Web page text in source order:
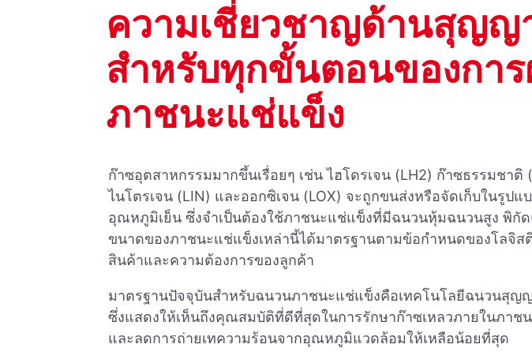
ความเชี่ยวชาญด้านสุญญ
สําหรับทุกขั้นตอนของกา
ภาชนะแช่แข็ง
ก๊าซอุตสาหกรรมมากขึ้นเรื่อยๆ เช่น ไฮโดรเจน (LH2) ก๊าซธรรมชาติ
ไนโตรเจน (LIN) และออกซิเจน (LOX) จะถูกขนส่งหรือจัดเก็บในรูปแ
อุณหภูมิเย็น ซึ่งจําเป็นต้องใช้ภาชนะแช่แข็งที่มีฉนวนหุ้มฉนวนสูง พิกั
ขนาดของภาชนะแช่แข็งเหล่านี้ได้มาตรฐานตามข้อกําหนดของโลจิส
สินค้าและความต้องการของลูกค้า
มาตรฐานปัจจุบันสําหรับฉนวนภาชนะแช่แข็งคือเทคโนโลยีฉนวนสุญ
ซึ่งแสดงให้เห็นถึงคุณสมบัติที่ดีที่สุดในการรักษาก๊าซเหลวภายในภาช
และลดการถ่ายเทความร้อนจากอุณหภูมิแวดล้อมให้เหลือน้อยที่สุด